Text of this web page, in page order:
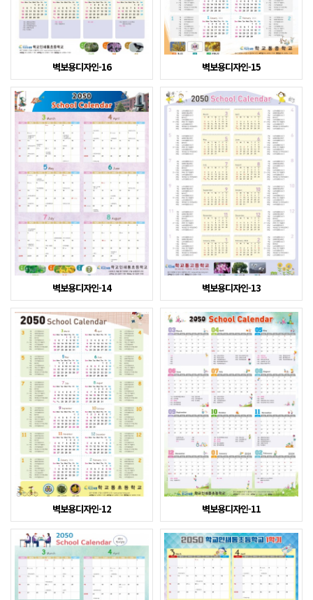
벽보용디자인-16 벽보용디자인-15
벽보용디자인-14 벽보용디자인-13
벽보용디자인-12 벽보용디자인-11